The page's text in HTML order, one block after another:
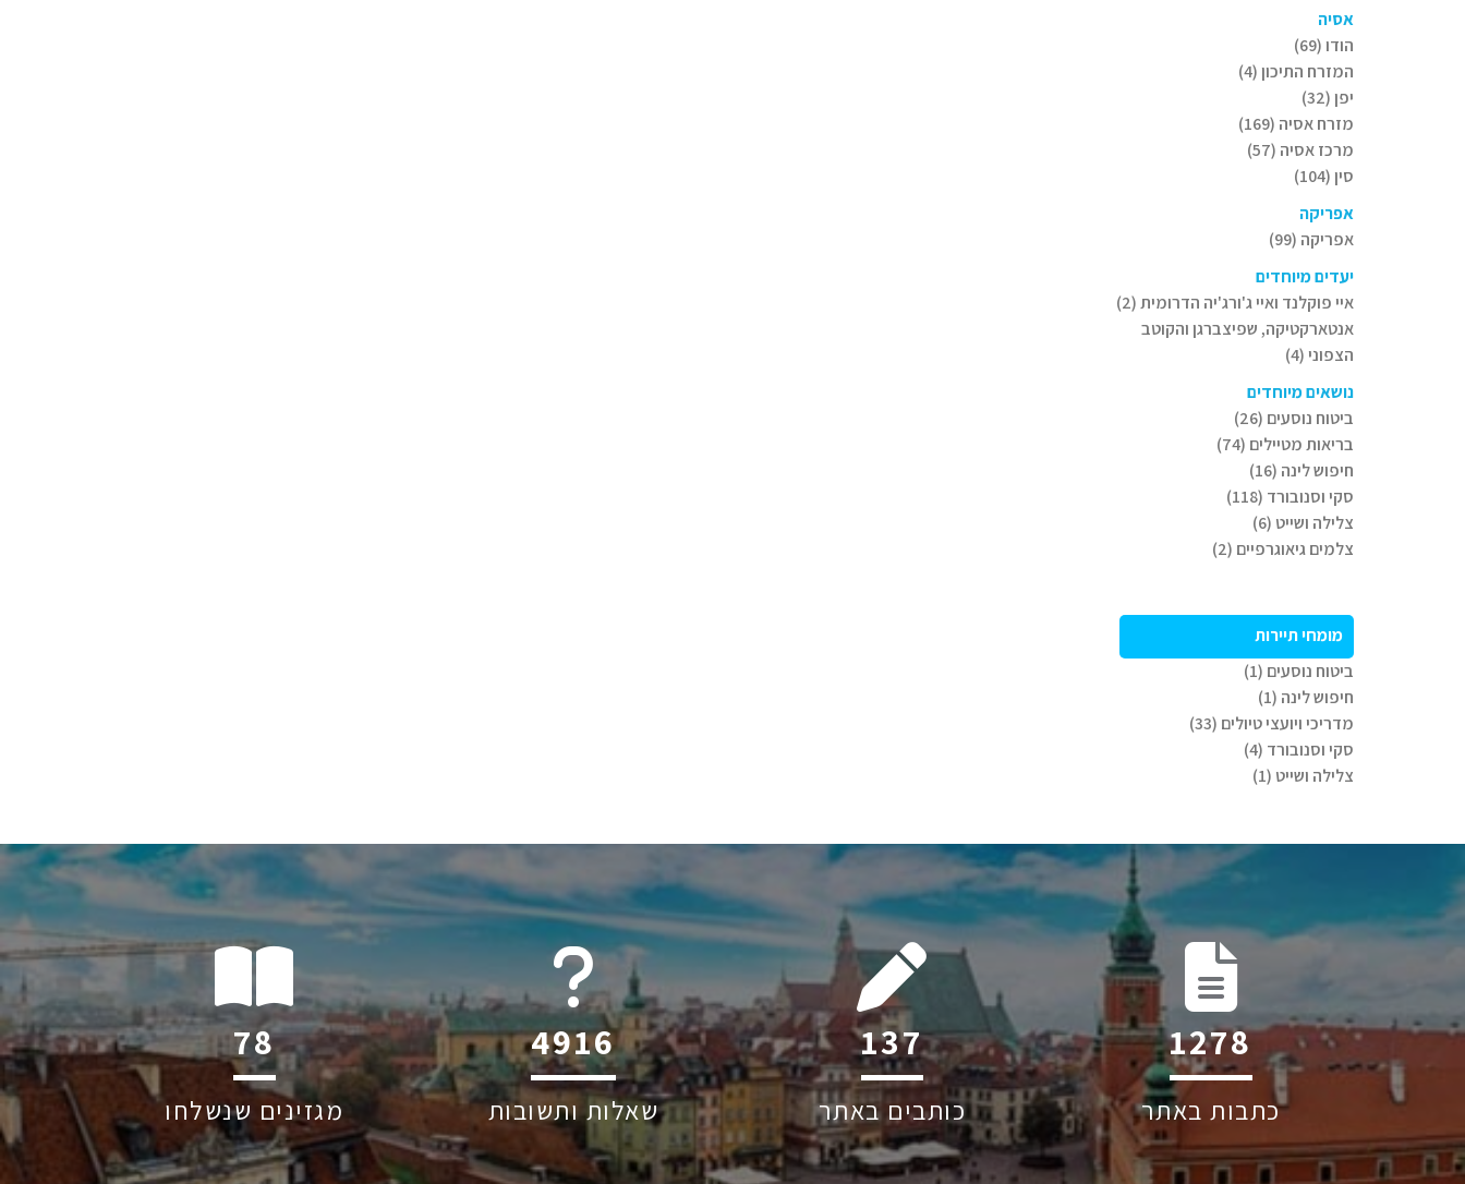
אסיה
הודו (69)
המזרח התיכון (4)
יפן (32)
מזרח אסיה (169)
מרכז אסיה (57)
סין (104)
אפריקה
אפריקה (99)
יעדים מיוחדים
איי פוקלנד ואיי ג'ורג'יה הדרומית (2)
אנטארקטיקה, שפיצברגן והקוטב
הצפוני (4)
נושאים מיוחדים
ביטוח נוסעים (26)
בריאות מטיילים (74)
חיפוש לינה (16)
סקי וסנובורד (118)
צלילה ושייט (6)
צלמים גיאוגרפיים (2)
מומחי תיירות
ביטוח נוסעים (1)
חיפוש לינה (1)
מדריכי ויועצי טיולים (33)
סקי וסנובורד (4)
צלילה ושייט (1)
102
מגזינים שנשלחו
6045
שאלות ותשובות
179
כותבים באתר
1668
כתבות באתר